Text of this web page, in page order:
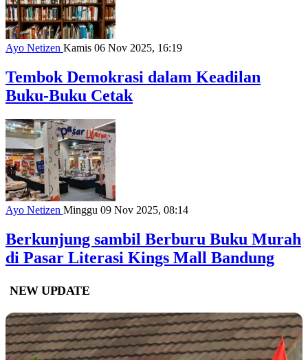
Ayo Netizen Kamis 06 Nov 2025, 16:19
Tembok Demokrasi dalam Keadilan
Buku-Buku Cetak
Ayo Netizen Minggu 09 Nov 2025, 08:14
Berkunjung sambil Berburu Buku Murah
di Pasar Literasi Kings Mall Bandung
NEW UPDATE